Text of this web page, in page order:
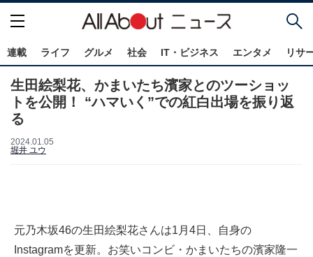
連載 ライフ グルメ 社会 IT・ビジネス エンタメ リサ
生田絵梨花、かまいたち濱家とのツーショッ
トを公開！ “ハマいく”での紅白出場を振り返
る
2024.01.05
堀井 ユウ
元乃木坂46の生田絵梨花さんは1月4日、自身の
Instagramを更新。お笑いコンビ・かまいたちの濱家隆一